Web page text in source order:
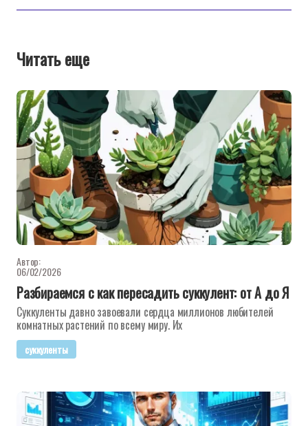
Читать еще
Автор:
06/02/2026
Разбираемся с как пересадить суккулент: от А до Я
Суккуленты давно завоевали сердца миллионов любителей
комнатных растений по всему миру. Их
суккуленты